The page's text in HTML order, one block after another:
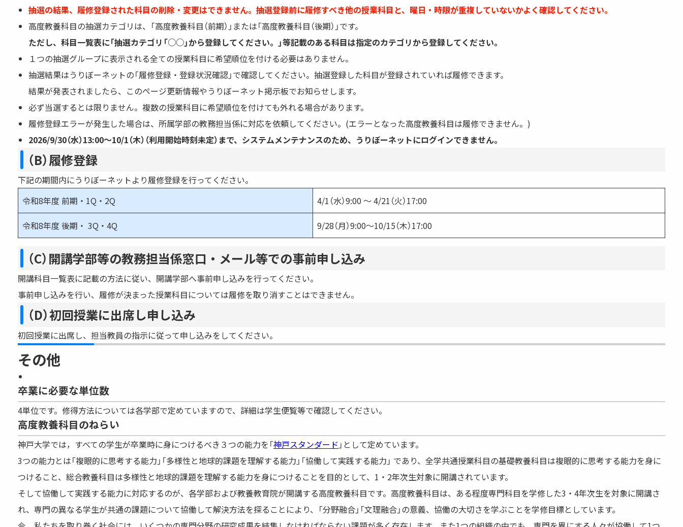
抽選の結果、履修登録された科目の削除・変更はできません。抽選登録前に履修すべき他の授業科目と、曜日・時限が重複していないかよく確認してください。
高度教養科目の抽選カテゴリは、「高度教養科目（前期）」または「高度教養科目（後期）」です。
ただし、科目一覧表に「抽選カテゴリ「○○」から登録してください。」等記載のある科目は指定のカテゴリから登録してください。
１つの抽選グループに表示される全ての授業科目に希望順位を付ける必要はありません。
抽選結果はうりぼーネットの「履修登録・登録状況確認」で確認してください。抽選登録した科目が登録されていれば履修できます。
結果が発表されましたら、このページ更新情報やうりぼーネット掲示板でお知らせします。
必ず当選するとは限りません。複数の授業科目に希望順位を付けても外れる場合があります。
履修登録エラーが発生した場合は、所属学部の教務担当係に対応を依頼してください。(エラーとなった高度教養科目は履修できません。)
2026/9/30（水）13:00〜10/1（木）（利用開始時刻未定）まで、システムメンテナンスのため、うりぼーネットにログインできません。
（B）履修登録
下記の期間内にうりぼーネットより履修登録を行ってください。
令和8年度 前期・1Q・2Q
4/1（水）9:00 〜 4/21（火）17:00
令和8年度 後期・ 3Q・4Q 9/28（月）9:00～10/15（木）17:00
（C）開講学部等の教務担当係窓口・メール等での事前申し込み
開講科目一覧表に記載の方法に従い、開講学部へ事前申し込みを行ってください。
事前申し込みを行い、履修が決まった授業科目については履修を取り消すことはできません。
（D）初回授業に出席し申し込み
初回授業に出席し、担当教員の指示に従って申し込みをしてください。
その他
卒業に必要な単位数
4単位です。修得方法については各学部で定めていますので、詳細は学生便覧等で確認してください。
高度教養科目のねらい
神戸大学では，すべての学生が卒業時に身につけるべき３つの能力を「神戸スタンダード 」として定めています。
3つの能力とは「複眼的に思考する能力」「多様性と地球的課題を理解する能力」「協働して実践する能力」 であり、全学共通授業科目の基礎教養科目は複眼的に思考する能力を身に
つけること、総合教養科目は多様性と地球的課題を理解する能力を身につけることを目的として、1・2年次生対象に開講されています。
そして協働して実践する能力に対応するのが、各学部および教養教育院が開講する高度教養科目です。高度教養科目は、ある程度専門科目を学修した3・4年次生を対象に開講さ
れ、専門の異なる学生が共通の課題について協働して解決方法を探ることにより、「分野融合」「文理融合」の意義、協働の大切さを学ぶことを学修目標としています。